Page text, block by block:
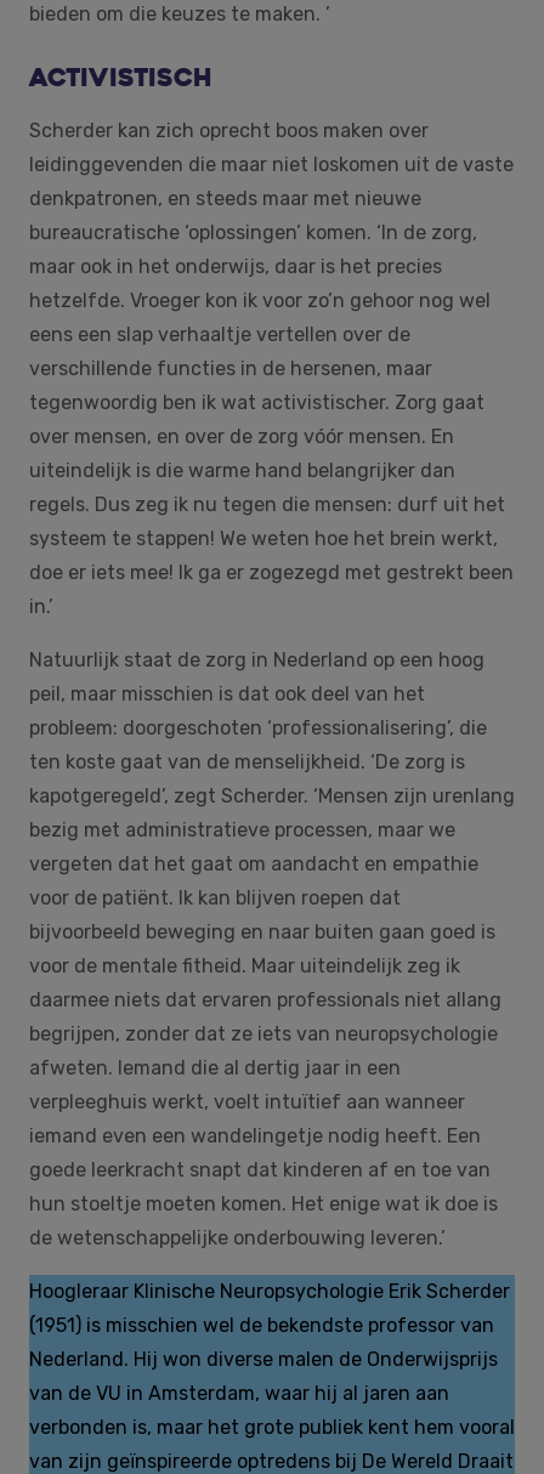
bieden om die keuzes te maken. ’
Activistisch
Scherder kan zich oprecht boos maken over
leidinggevenden die maar niet loskomen uit de vaste
denkpatronen, en steeds maar met nieuwe
bureaucratische ‘oplossingen’ komen. ‘In de zorg,
maar ook in het onderwijs, daar is het precies
hetzelfde. Vroeger kon ik voor zo’n gehoor nog wel
eens een slap verhaaltje vertellen over de
verschillende functies in de hersenen, maar
tegenwoordig ben ik wat activistischer. Zorg gaat
over mensen, en over de zorg vóór mensen. En
uiteindelijk is die warme hand belangrijker dan
regels. Dus zeg ik nu tegen die mensen: durf uit het
systeem te stappen! We weten hoe het brein werkt,
doe er iets mee! Ik ga er zogezegd met gestrekt been
in.’
Natuurlijk staat de zorg in Nederland op een hoog
peil, maar misschien is dat ook deel van het
probleem: doorgeschoten ‘professionalisering’, die
ten koste gaat van de menselijkheid. ‘De zorg is
kapotgeregeld’, zegt Scherder. ‘Mensen zijn urenlang
bezig met administratieve processen, maar we
vergeten dat het gaat om aandacht en empathie
voor de patiënt. Ik kan blijven roepen dat
bijvoorbeeld beweging en naar buiten gaan goed is
voor de mentale fitheid. Maar uiteindelijk zeg ik
daarmee niets dat ervaren professionals niet allang
begrijpen, zonder dat ze iets van neuropsychologie
afweten. Iemand die al dertig jaar in een
verpleeghuis werkt, voelt intuïtief aan wanneer
iemand even een wandelingetje nodig heeft. Een
goede leerkracht snapt dat kinderen af en toe van
hun stoeltje moeten komen. Het enige wat ik doe is
de wetenschappelijke onderbouwing leveren.’
Hoogleraar Klinische Neuropsychologie Erik Scherder
(1951) is misschien wel de bekendste professor van
Nederland. Hij won diverse malen de Onderwijsprijs
van de VU in Amsterdam, waar hij al jaren aan
verbonden is, maar het grote publiek kent hem vooral
van zijn geïnspireerde optredens bij De Wereld Draait